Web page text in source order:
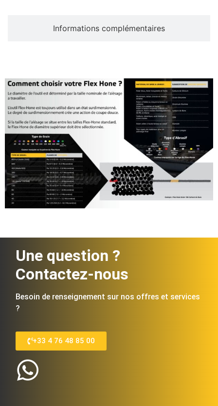
Informations complémentaires
Une question ?
Contactez-nous
Besoin de renseignement sur nos offres et services
?
+33 4 76 48 85 00